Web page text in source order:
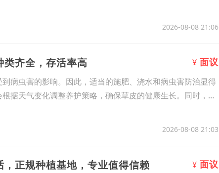
2026-08-08 21:06
齐全，存活率高 ¥ 面议
病虫害的影响。因此，适当的施肥、浇水和病虫害防治显得
据天气变化调整养护策略，确保草皮的健康生长。同时，适
2026-08-08 21:03
正规种植基地，专业值得信赖 ¥ 面议